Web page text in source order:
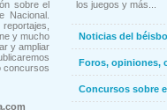
sobre el
Nacional.
y mucho
y ampliar
concursos
los juegos y más...
Noticias del
Foros, opiniones,
Concursos sobre